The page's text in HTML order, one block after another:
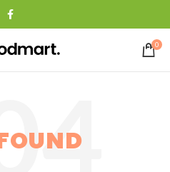
0